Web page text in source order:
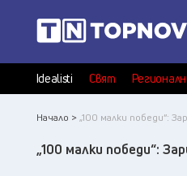
Idealisti Свят
Начало > „100 малки победи“:
„100 малки победи“: